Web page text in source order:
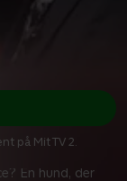
En hund, der
på Mit TV 2.